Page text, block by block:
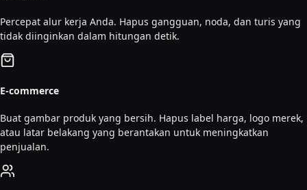
Percepat alur kerja Anda. Hapus gangguan, noda, dan turis yang
tidak diinginkan dalam hitungan detik.
E-commerce
Buat gambar produk yang bersih. Hapus label harga, logo merek,
atau latar belakang yang berantakan untuk meningkatkan
penjualan.